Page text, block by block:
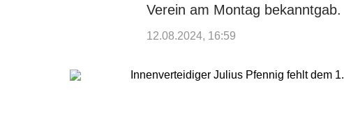
Verein am Montag bekanntgab.
12.08.2024, 16:59